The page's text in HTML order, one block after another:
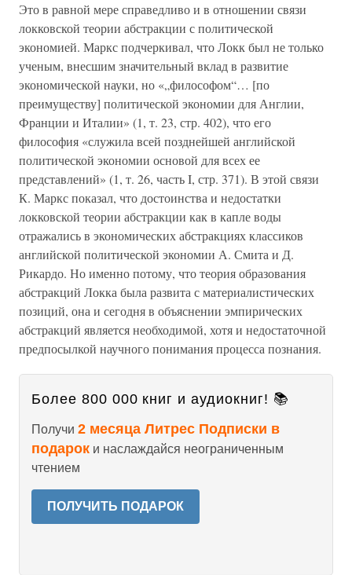
Это в равной мере справедливо и в отношении связи
локковской теории абстракции с политической
экономией. Маркс подчеркивал, что Локк был не только
ученым, внесшим значительный вклад в развитие
экономической науки, но «„философом“… [по
преимуществу] политической экономии для Англии,
Франции и Италии» (1, т. 23, стр. 402), что его
философия «служила всей позднейшей английской
политической экономии основой для всех ее
представлений» (1, т. 26, часть I, стр. 371). В этой связи
К. Маркс показал, что достоинства и недостатки
локковской теории абстракции как в капле воды
отражались в экономических абстракциях классиков
английской политической экономии А. Смита и Д.
Рикардо. Но именно потому, что теория образования
абстракций Локка была развита с материалистических
позиций, она и сегодня в объяснении эмпирических
абстракций является необходимой, хотя и недостаточной
предпосылкой научного понимания процесса познания.
Более 800 000 книг и аудиокниг! 📚
Получи 2 месяца Литрес Подписки в
подарок и наслаждайся неограниченным
чтением
ПОЛУЧИТЬ ПОДАРОК